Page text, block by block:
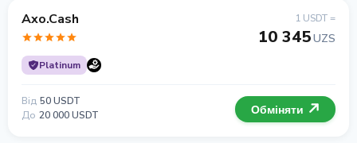
Axo.Cash
Platinum
1 USDT =
10 345UZS
Від 50 USDT
До 20 000 USDT Обміняти